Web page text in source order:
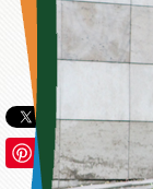
Save